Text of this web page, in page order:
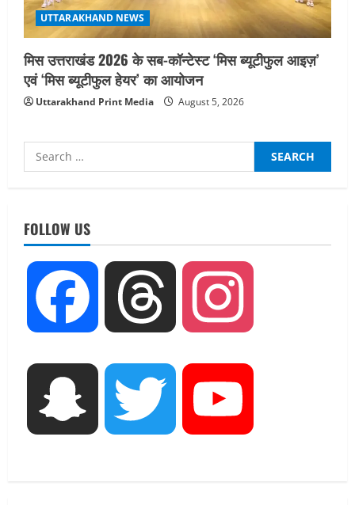
UTTARAKHAND NEWS
मिस उत्तराखंड 2026 के सब-कॉन्टेस्ट ‘मिस ब्यूटीफुल आइज़’
एवं ‘मिस ब्यूटीफुल हेयर’ का आयोजन
Uttarakhand Print Media August 5, 2026
Search
for:
FOLLOW US
Facebook Threads
Snapchat Twitter
August 6, 2026
UTTARAKHAND NEWS
मिस उत्तराखंड 2026 के सब-कॉन्टेस्ट ‘मिस
ब्यूटीफुल आइज़’ एवं ‘मिस ब्यूटीफुल हेयर’ का
August 5, 2026
UTTARAKHAND NEWS
एमआईटी वर्ल्ड पीस यूनिवर्सिटी और जर्मनी के
बीएसबीआई के बीच समझौता; भारतीय छात्रों